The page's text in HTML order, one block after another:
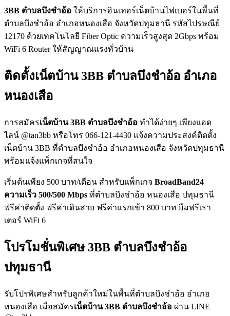
3BB ตำบลบึงชำอ้อ ให้บริการอินเทอร์เน็ตบ้านไฟเบอร์ในพื้นที่
ตำบลบึงชำอ้อ อำเภอหนองเสือ จังหวัดปทุมธานี รหัสไปรษณีย์
12170 ด้วยเทคโนโลยี Fiber Optic ความเร็วสูงสุด 2Gbps พร้อม
WiFi 6 Router ให้สัญญาณแรงทั่วบ้าน
ติดตั้งเน็ตบ้าน 3BB ตำบลบึงชำอ้อ อำเภอ
หนองเสือ
การสมัครเน็ตบ้าน 3BB ตำบลบึงชำอ้อ ทำได้ง่ายๆ เพียงแอด
ไลน์ @tan3bb หรือโทร 066-121-4430 แจ้งความประสงค์ติดตั้ง
เน็ตบ้าน 3BB ที่ตำบลบึงชำอ้อ อำเภอหนองเสือ จังหวัดปทุมธานี
พร้อมแจ้งแพ็กเกจที่สนใจ
เริ่มต้นเพียง 500 บาท/เดือน สำหรับแพ็กเกจ BroadBand24
ความเร็ว 500/500 Mbps ที่ตำบลบึงชำอ้อ หนองเสือ ปทุมธานี
ฟรีค่าติดตั้ง ฟรีค่าเดินสาย ฟรีค่าแรกเข้า 800 บาท ยืมฟรีเรา
เตอร์ WiFi 6
โปรโมชั่นพิเศษ 3BB ตำบลบึงชำอ้อ
ปทุมธานี
รับโปรพิเศษสำหรับลูกค้าใหม่ในพื้นที่ตำบลบึงชำอ้อ อำเภอ
หนองเสือ เมื่อสมัครเน็ตบ้าน 3BB ตำบลบึงชำอ้อ ผ่าน LINE